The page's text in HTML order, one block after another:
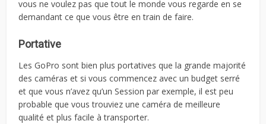
vous ne voulez pas que tout le monde vous regarde en se
demandant ce que vous être en train de faire.
Portative
Les GoPro sont bien plus portatives que la grande majorité
des caméras et si vous commencez avec un budget serré
et que vous n’avez qu’un Session par exemple, il est peu
probable que vous trouviez une caméra de meilleure
qualité et plus facile à transporter.